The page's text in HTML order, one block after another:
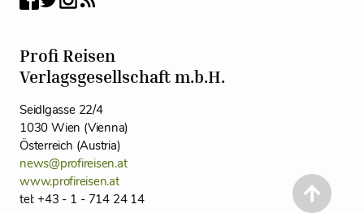
Profi Reisen
Verlagsgesellschaft m.b.H.
Seidlgasse 22/4
1030 Wien (Vienna)
Österreich (Austria)
news@profireisen.at
www.profireisen.at
tel: +43 - 1 - 714 24 14